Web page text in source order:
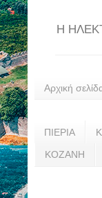
Η
Αρχική
ΠΙΕΡΙΑ
ΚΟΖΑΝΗ